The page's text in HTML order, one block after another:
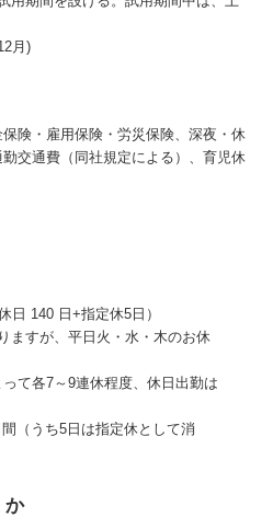
月)
険・雇用保険・労災保険、深夜・休
交通費（同社規定による）、育児休
日 140 日+指定休5日）
ますが、平日火・水・木のお休
て各7～9連休程度、休日出勤は
（うち5日は指定休として消